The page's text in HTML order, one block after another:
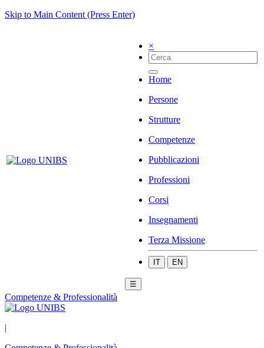
Skip to Main Content (Press Enter)
×
Home
Persone
Strutture
Competenze
Pubblicazioni
Professioni
Corsi
Insegnamenti
Terza Missione
IT EN
☰
Competenze & Professionalità
|